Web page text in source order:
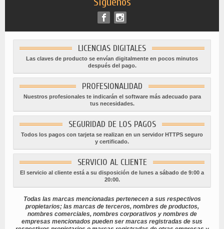
LICENCIAS DIGITALES
Las claves de producto se envían digitalmente en pocos minutos
después del pago.
PROFESIONALIDAD
Nuestros profesionales te indicarán el software más adecuado para
tus necesidades.
SEGURIDAD DE LOS PAGOS
Todos los pagos con tarjeta se realizan en un servidor HTTPS seguro
y certificado.
SERVICIO AL CLIENTE
El servicio al cliente está a su disposición de lunes a sábado de 9:00 a
20:00.
Todas las marcas mencionadas pertenecen a sus respectivos
propietarios; las marcas de terceros, nombres de productos,
nombres comerciales, nombres corporativos y nombres de
empresas mencionados pueden ser marcas registradas de sus